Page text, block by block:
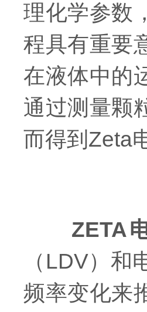
理化学参数
程具有重要
在液体中的
通过测量颗
而得到Zeta
ZETA
（LDV）
频率变化来